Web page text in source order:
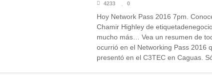
4233 0
Hoy Network Pass 2016 7pm.
Chamir Highley de
mucho más… Vea un resumen de
ocurrió en el Networking Pass 2016
presentó en el C3TEC en Caguas.